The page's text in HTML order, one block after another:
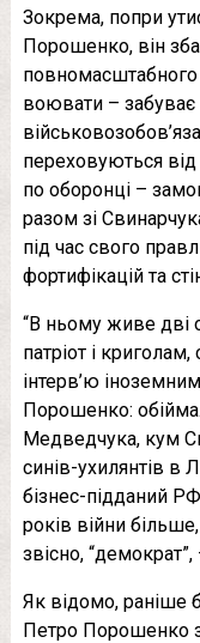
Зокрема, попри
Порошенко, він
воювати – забуває
переховуються
по оборонці –
разом зі
під час свого
фортифікацій та
“В ньому живе
патріот і
інтерв’ю
Порошенко:
Медведчука, кум
синів-ухилянтів в
бізнес-підданий
років війни
звісно,
Як відомо, раніше
Петро Порошенко